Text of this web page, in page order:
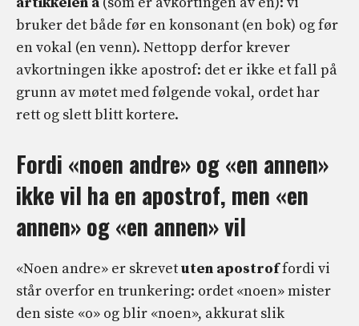
bruker det både før en konsonant (en bok) og før
en vokal (en venn). Nettopp derfor krever
avkortningen ikke apostrof: det er ikke et fall på
grunn av møtet med følgende vokal, ordet har
rett og slett blitt kortere.
Fordi «noen andre» og «en annen»
ikke vil ha en apostrof, men «en
annen» og «en annen» vil
«Noen andre» er skrevetuten apostroffordi vi
står overfor en trunkering: ordet «noen» mister
den siste «o» og blir «noen», akkurat slik